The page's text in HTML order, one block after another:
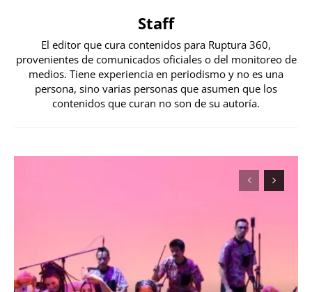
Staff
El editor que cura contenidos para Ruptura 360,
provenientes de comunicados oficiales o del monitoreo de
medios. Tiene experiencia en periodismo y no es una
persona, sino varias personas que asumen que los
contenidos que curan no son de su autoría.